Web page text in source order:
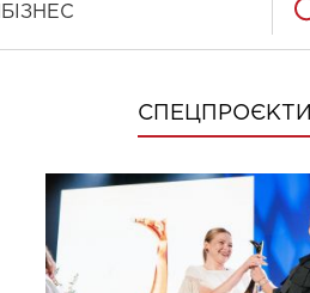
БІЗНЕС
СПЕЦПРОЄКТИ